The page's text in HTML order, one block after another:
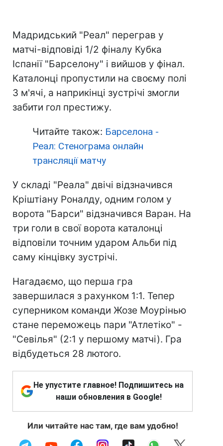
Мадридський "Реал" переграв у
матчі-відповіді 1/2 фіналу Кубка
Іспанії "Барселону" і вийшов у фінал.
Каталонці пропустили на своєму полі
3 м'ячі, а наприкінці зустрічі змогли
забити гол престижу.
Читайте також: Барселона -
Реал: Стенограма онлайн
трансляції матчу
У складі "Реала" двічі відзначився
Кріштіану Роналду, одним голом у
ворота "Барси" відзначився Варан. На
три голи в свої ворота каталонці
відповіли точним ударом Альби під
саму кінцівку зустрічі.
Нагадаємо, що перша гра
завершилася з рахунком 1:1. Тепер
суперником команди Жозе Моурінью
стане переможець пари "Атлетіко" -
"Севілья" (2:1 у першому матчі). Гра
відбудеться 28 лютого.
Не упустите главное! Подпишитесь на
наши обновления в Google!
Или читайте нас там, где вам удобно!